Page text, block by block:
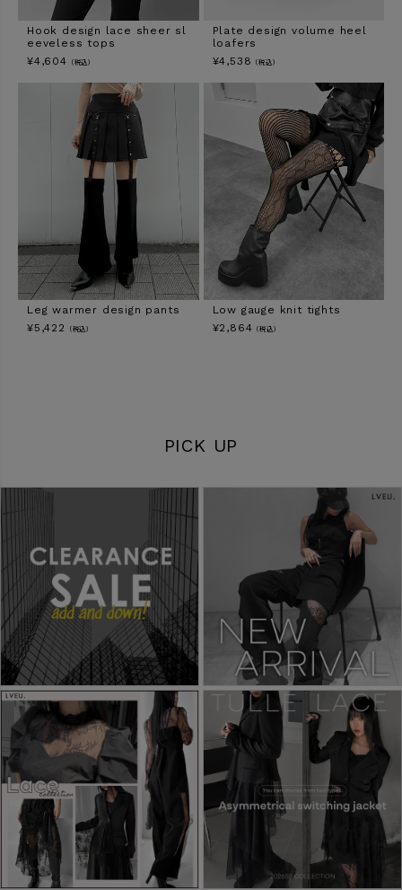
Hook design lace sheer sl
eeveless tops
¥4,604 （税込）
Plate design volume heel
loafers
¥4,538 （税込）
Leg warmer design pants
¥5,422 （税込）
Low gauge knit tights
¥2,864 （税込）
PICK UP